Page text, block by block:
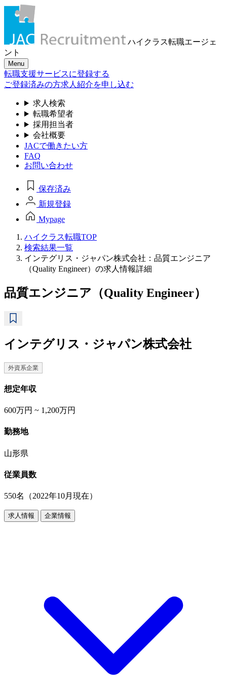
ハイクラス転職エージェ
ント
Menu
転職支援サービスに登録する
ご登録済みの方求人紹介を申し込む
求人検索
転職希望者
採用担当者
会社概要
JACで働きたい方
FAQ
お問い合わせ
保存済み
新規登録
Mypage
ハイクラス転職TOP
検索結果一覧
インテグリス・ジャパン株式会社：品質エンジニア
（Quality Engineer）の求人情報詳細
品質エンジニア（Quality Engineer）
インテグリス・ジャパン株式会社
外資系企業
想定年収
600万円 ~ 1,200万円
勤務地
山形県
従業員数
550名（2022年10月現在）
求人情報 企業情報